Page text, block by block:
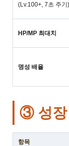
(Lv.100+, 7초 주기)
HP/MP 최대치
명성 배율
③ 성장
항목